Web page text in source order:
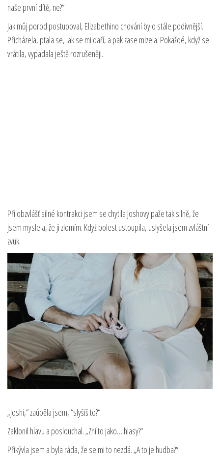
naše první dítě, ne?“
Jak můj porod postupoval, Elizabethino chování bylo stále podivnější.
Přicházela, ptala se, jak se mi daří, a pak zase mizela. Pokaždé, když se
vrátila, vypadala ještě rozrušeněji.
Při obzvlášť silné kontrakci jsem se chytila Joshovy paže tak silně, že
jsem myslela, že ji zlomím. Když bolest ustoupila, uslyšela jsem zvláštní
zvuk.
„Joshi,“ zaúpěla jsem, “slyšíš to?“
Zaklonil hlavu a poslouchal. „Zní to jako… hlasy?“
Přikývla jsem a byla ráda, že se mi to nezdá. „A to je hudba?“